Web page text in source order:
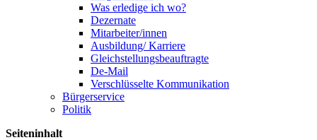
Was erledige ich wo?
Dezernate
Mitarbeiter/innen
Ausbildung/ Karriere
Gleichstellungsbeauftragte
De-Mail
Verschlüsselte Kommunikation
Bürgerservice
Politik
Seiteninhalt